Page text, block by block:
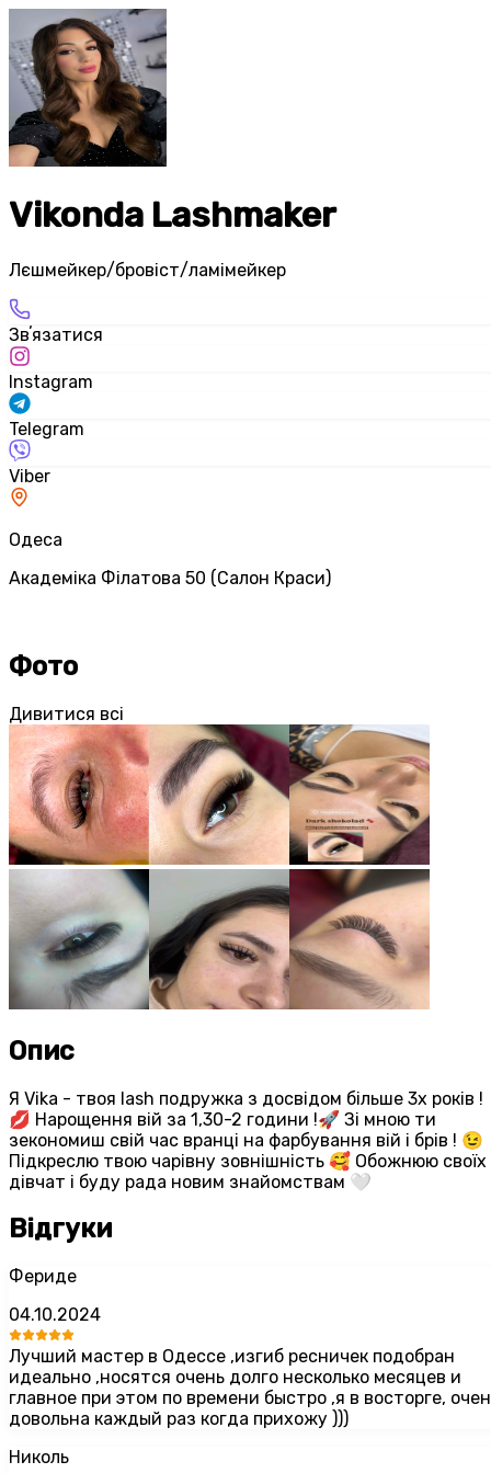
Vikonda Lashmaker
Лєшмейкер/бровіст/ламімейкер
Звʼязатися
Instagram
Telegram
Viber
Одеса
Академіка Філатова 50 (Салон Краси)
Фото
Дивитися всі
Опис
Я Vika - твоя lash подружка з досвідом більше 3х років !
💋 Нарощення вій за 1,30-2 години !🚀 Зі мною ти
зекономиш свій час вранці на фарбування вій і брів ! 😉
Підкреслю твою чарівну зовнішність 🥰 Обожнюю своїх
дівчат і буду рада новим знайомствам 🤍
Відгуки
Фериде
04.10.2024
Лучший мастер в Одессе ,изгиб ресничек подобран
идеально ,носятся очень долго несколько месяцев и
главное при этом по времени быстро ,я в восторге,
довольна каждый раз когда прихожу )))
Николь